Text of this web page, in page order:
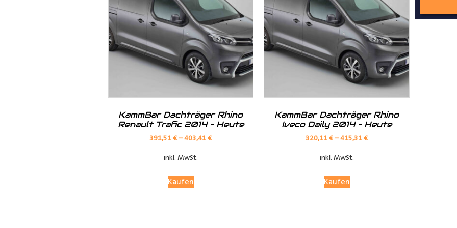
Hilfreiche Montageanleitungen und Tipps finden Sie auch auf unseremYouTube Kanal
Ihr Team vonDer Ausbauer
KammBar Dachträger Rhino
Renault Trafic 2014 – Heute
391,51€–403,41€
inkl. MwSt.
Kaufen
KammBar Dachträger Rhino
Iveco Daily 2014 – Heute
320,11€–415,31€
inkl. MwSt.
Kaufen